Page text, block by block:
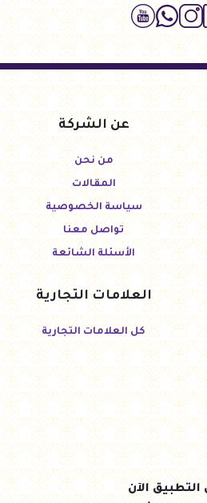
عن الشركة
من نحن
المقالات
سياسة الخصوصية
تواصل معنا
الأسئلة الشائعة
العلامات التجارية
كل العلامات التجارية
الآن